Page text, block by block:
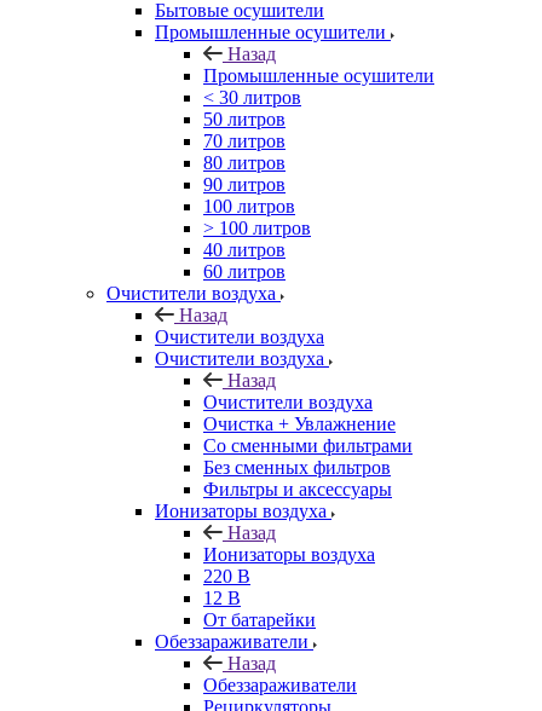
Бытовые осушители
Промышленные осушители
Назад
Промышленные осушители
< 30 литров
50 литров
70 литров
80 литров
90 литров
100 литров
> 100 литров
40 литров
60 литров
Очистители воздуха
Назад
Очистители воздуха
Очистители воздуха
Назад
Очистители воздуха
Очистка + Увлажнение
Cо сменными фильтрами
Без сменных фильтров
Фильтры и аксессуары
Ионизаторы воздуха
Назад
Ионизаторы воздуха
220 В
12 В
От батарейки
Обеззараживатели
Назад
Обеззараживатели
Рециркуляторы